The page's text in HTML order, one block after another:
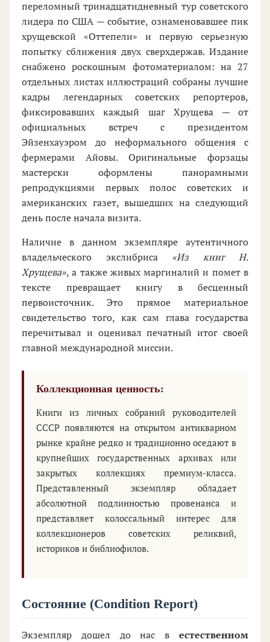
переломный тринадцатидневный тур советского
лидера по США — событие, ознаменовавшее пик
хрущевской «Оттепели» и первую серьезную
попытку сближения двух сверхдержав. Издание
снабжено роскошным фотоматериалом: на 27
отдельных листах иллюстраций собраны лучшие
кадры легендарных советских репортеров,
фиксировавших каждый шаг Хрущева — от
официальных встреч с президентом
Эйзенхауэром до неформального общения с
фермерами Айовы. Оригинальные форзацы
мастерски оформлены панорамными
репродукциями первых полос советских и
американских газет, вышедших на следующий
день после начала визита.
Наличие в данном экземпляре аутентичного
владельческого экслибриса «Из книг Н.
Хрущева», а также живых маргиналий и помет в
тексте превращает книгу в бесценный
первоисточник. Это прямое материальное
свидетельство того, как сам глава государства
перечитывал и оценивал печатный итог своей
главной международной миссии.
Коллекционная ценность:
Книги из личных собраний руководителей
СССР появляются на открытом антикварном
рынке крайне редко и традиционно оседают в
крупнейших государственных архивах или
закрытых коллекциях премиум-класса.
Представленный экземпляр обладает
абсолютной подлинностью провенанса и
представляет колоссальный интерес для
коллекционеров советских реликвий,
историков и библиофилов.
Состояние (Condition Report)
Экземпляр дошел до нас в естественном